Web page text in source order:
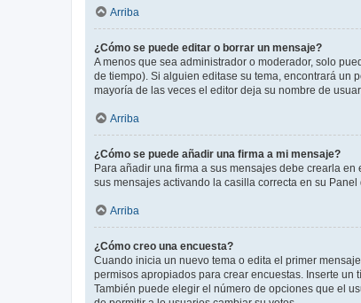
Arriba
¿Cómo se puede editar o borrar un mensaje?
A menos que sea administrador o moderador, solo
de tiempo). Si alguien editase su tema, encontrará un
mayoría de las veces el editor deja su nombre de
Arriba
¿Cómo se puede añadir una firma a mi mensaje?
Para añadir una firma a sus mensajes debe crearla
sus mensajes activando la casilla correcta en su
Arriba
¿Cómo creo una encuesta?
Cuando inicia un nuevo tema o edita el primer
permisos apropiados para crear encuestas. Inserte
También puede elegir el número de opciones que el